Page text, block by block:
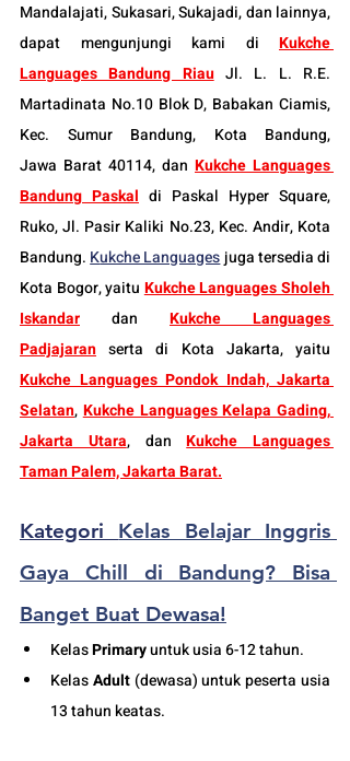
Mandalajati, Sukasari, Sukajadi, dan lainnya,
dapat mengunjungi kami di Kukche
Languages Bandung Riau Jl. L. L. R.E.
Martadinata No.10 Blok D, Babakan Ciamis,
Kec. Sumur Bandung, Kota Bandung,
Jawa Barat 40114, dan Kukche Languages
Bandung Paskal di Paskal Hyper Square,
Ruko, Jl. Pasir Kaliki No.23, Kec. Andir, Kota
Bandung. Kukche Languages juga tersedia di
Kota Bogor, yaitu Kukche Languages Sholeh
Iskandar
dan Kukche Languages
Padjajaran
Kukche Languages Pondok Indah, Jakarta
Selatan, Kukche Languages Kelapa Gading,
Jakarta Utara, dan Kukche Languages
Taman Palem, Jakarta Barat.
Kategori Kelas Belajar Inggris
Gaya Chill di Bandung? Bisa
Banget Buat Dewasa!
Kelas Primary untuk usia 6-12 tahun.
Kelas Adult (dewasa) untuk peserta usia
13 tahun keatas.